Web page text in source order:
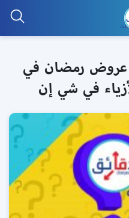
عروض رمضان في